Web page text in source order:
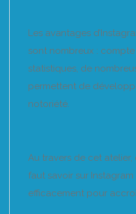
Les avantages
sont nombreux :
statistiques, de
permettent de
notoriété.
Au travers de cet
faut savoir sur Instagram
efficacement pour